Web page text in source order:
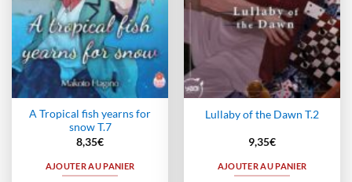
A Tropical fish yearns for
snow T.7
8,35€
AJOUTER AU PANIER
Lullaby of the Dawn T.2
9,35€
AJOUTER AU PANIER